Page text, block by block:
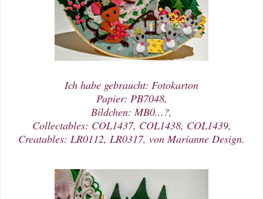
Ich habe gebraucht: Fotokarton
Papier: PB7048,
Bildchen: MB0...?,
Collectables: COL1437, COL1438, COL1439,
Creatables: LR0112, LR0317, von Marianne Design.